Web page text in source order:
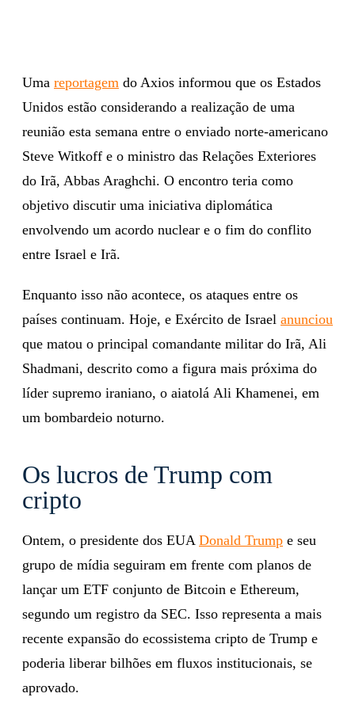
Uma reportagem do Axios informou que os Estados
Unidos estão considerando a realização de uma
reunião esta semana entre o enviado norte-americano
Steve Witkoff e o ministro das Relações Exteriores
do Irã, Abbas Araghchi. O encontro teria como
objetivo discutir uma iniciativa diplomática
envolvendo um acordo nuclear e o fim do conflito
entre Israel e Irã.
Enquanto isso não acontece, os ataques entre os
países continuam. Hoje, e Exército de Israel anunciou
que matou o principal comandante militar do Irã, Ali
Shadmani, descrito como a figura mais próxima do
líder supremo iraniano, o aiatolá Ali Khamenei, em
um bombardeio noturno.
Os lucros de Trump com
cripto
Ontem, o presidente dos EUA Donald Trump e seu
grupo de mídia seguiram em frente com planos de
lançar um ETF conjunto de Bitcoin e Ethereum,
segundo um registro da SEC. Isso representa a mais
recente expansão do ecossistema cripto de Trump e
poderia liberar bilhões em fluxos institucionais, se
aprovado.